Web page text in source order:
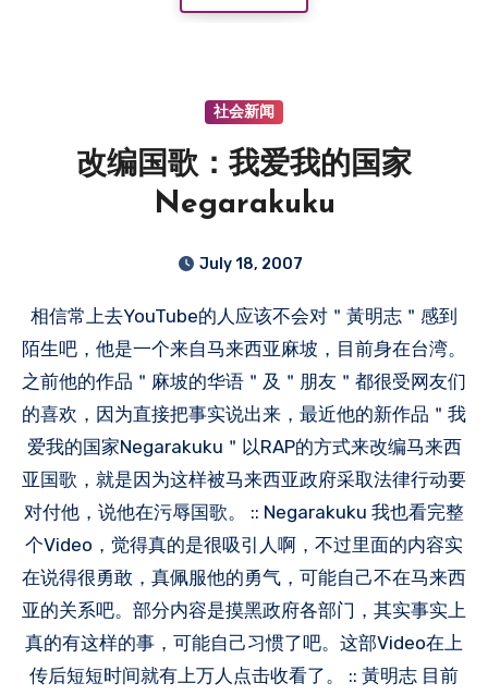
社会新闻
改编国歌：我爱我的国家
Negarakuku
July 18, 2007
相信常上去YouTube的人应该不会对＂黃明志＂感到
陌生吧，他是一个来自马来西亚麻坡，目前身在台湾。
之前他的作品＂麻坡的华语＂及＂朋友＂都很受网友们
的喜欢，因为直接把事实说出来，最近他的新作品＂我
爱我的国家Negarakuku＂以RAP的方式来改编马来西
亚国歌，就是因为这样被马来西亚政府采取法律行动要
对付他，说他在污辱国歌。 :: Negarakuku 我也看完整
个Video，觉得真的是很吸引人啊，不过里面的内容实
在说得很勇敢，真佩服他的勇气，可能自己不在马来西
亚的关系吧。部分内容是摸黑政府各部门，其实事实上
真的有这样的事，可能自己习惯了吧。这部Video在上
传后短短时间就有上万人点击收看了。 :: 黃明志 目前